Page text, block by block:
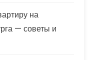
на
— советы и